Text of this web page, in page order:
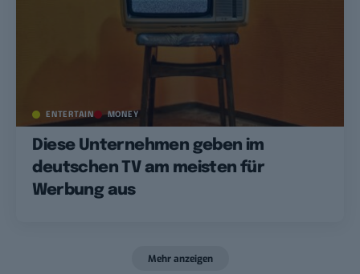
ENTERTAIN MONEY
Diese Unternehmen geben im
deutschen TV am meisten für
Werbung aus
Mehr anzeigen